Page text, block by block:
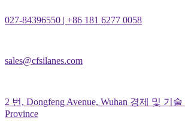
027-84396550 | +86 181 6277 0058
sales@cfsilanes.com
2 번, Dongfeng Avenue, Wuhan 경제 및 기
Province